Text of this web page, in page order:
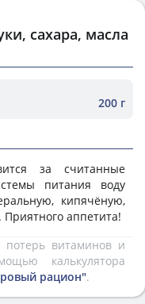
сахара, масла
200 г
за считанные
питания воду
кипячёную,
аппетита!
потерь витаминов и
калькулятора
рацион".